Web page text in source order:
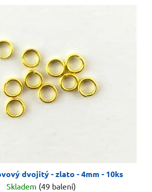
dvojitý - zlato - 4mm - 10ks
Skladem (49 balení)